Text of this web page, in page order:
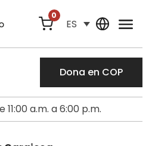
0
ES
Dona en COP
a.m. a 6:00 p.m.